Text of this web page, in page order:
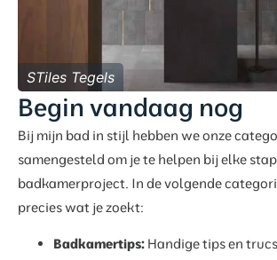
Begin vandaag nog
Bij mijn bad in stijl hebben we onze
samengesteld om je te helpen bij elke
badkamerproject. In de volgende
precies wat je zoekt:
Badkamertips: Handige tips en
STiles Tegels